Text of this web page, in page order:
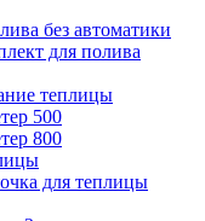
без автоматики
для полива
теплицы
500
800
для теплицы